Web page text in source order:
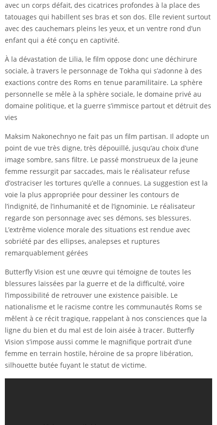
avec un corps défait, des cicatrices profondes à la place des
tatouages qui habillent ses bras et son dos. Elle revient surtout
avec des cauchemars pleins les yeux, et un ventre rond d’un
enfant qui a été conçu en captivité.
À la dévastation de Lilia, le film oppose donc une déchirure
sociale, à travers le personnage de Tokha qui s’adonne à des
exactions contre des Roms en tenue paramilitaire. La sphère
personnelle se mêle à la sphère sociale, le domaine privé au
domaine politique, et la guerre s’immisce partout et détruit des
vies
Maksim Nakonechnyo ne fait pas un film partisan. Il adopte un
point de vue très digne, très dépouillé, jusqu’au choix d’une
image sombre, sans filtre. Le passé monstrueux de la jeune
femme ressurgit par saccades, mais le réalisateur refuse
d’ostraciser les tortures qu’elle a connues. La suggestion est la
voie la plus appropriée pour dessiner les contours de
l’indignité, de l’inhumanité et de l’ignominie. Le réalisateur
regarde son personnage avec ses démons, ses blessures.
L’extrême violence morale des situations est rendue avec
sobriété par des ellipses, analepses et ruptures
remarquablement gérées
Butterfly Vision est une œuvre qui témoigne de toutes les
blessures laissées par la guerre et de la difficulté, voire
l’impossibilité de retrouver une existence paisible. Le
nationalisme et le racisme contre les communautés Roms se
mêlent à ce récit tragique, rappelant à nos consciences que la
ligne du bien et du mal est de loin aisée à tracer. Butterfly
Vision s’impose aussi comme le magnifique portrait d’une
femme en terrain hostile, héroïne de sa propre libération,
silhouette butée fuyant le statut de victime.